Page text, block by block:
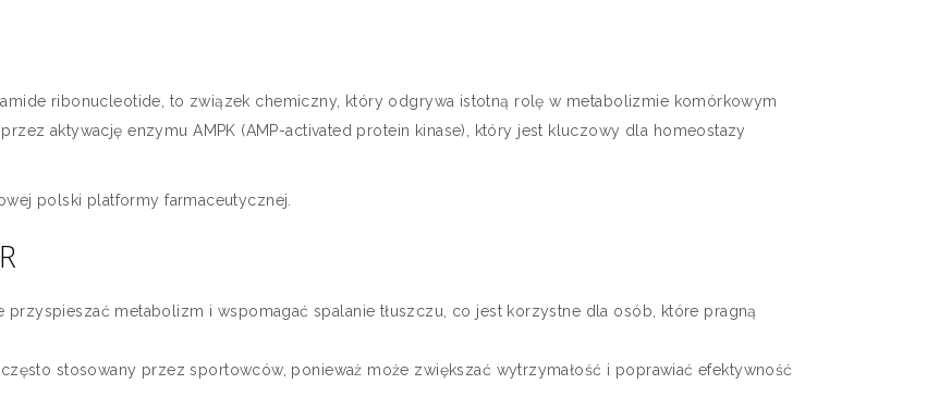
ribonucleotide, to związek chemiczny, który odgrywa istotną rolę w metabolizmie komórkowym
aktywację enzymu AMPK (AMP-activated protein kinase), który jest kluczowy dla homeostazy
polski platformy farmaceutycznej.
przyspieszać metabolizm i wspomagać spalanie tłuszczu, co jest korzystne dla osób, które pragną
stosowany przez sportowców, ponieważ może zwiększać wytrzymałość i poprawiać efektywność